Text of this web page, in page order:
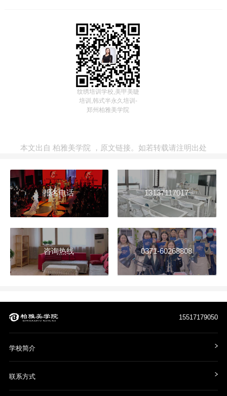
纹绣培训学校,美甲美睫
培训,韩式半永久培训-
郑州柏雅美学院
本文出自 柏雅美学院， 原文链接。如若转载请注明出处
报名电话 13137117017
咨询热线 0371-60268808
15517179050
学校简介
联系方式